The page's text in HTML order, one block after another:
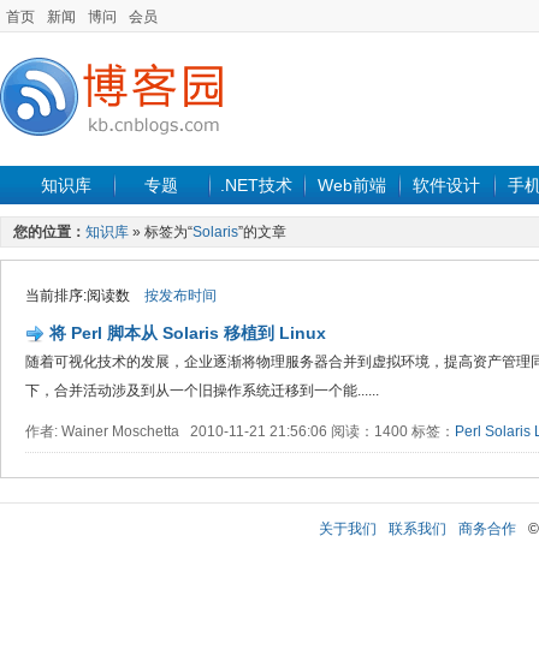
首页 新闻 博问 会员
知识库 专题 .NET技术 Web前端 软件设计 手
您的位置： 知识库 » 标签为“Solaris”的文章
当前排序:阅读数 按发布时间
将 Perl 脚本从 Solaris 移植到 Linux
随着可视化技术的发展，企业逐渐将物理服务器合并到虚拟环境，提高资产管
下，合并活动涉及到从一个旧操作系统迁移到一个能......
作者: Wainer Moschetta 2010-11-21 21:56:06 阅读：1400 标签： Perl Solaris
关于我们 联系我们 商务合作